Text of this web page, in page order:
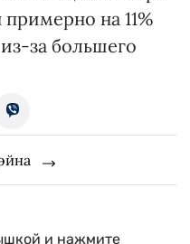
на 11%
за большего
и нажмите